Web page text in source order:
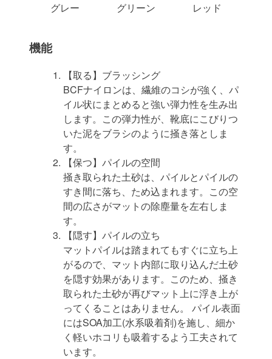
グレー グリーン レッド
機能
【取る】ブラッシング
BCFナイロンは、繊維のコシが強く、パ
イル状にまとめると強い弾力性を生み出
します。この弾力性が、靴底にこびりつ
いた泥をブラシのように掻き落としま
す。
【保つ】パイルの空間
掻き取られた土砂は、パイルとパイルの
すき間に落ち、ため込まれます。この空
間の広さがマットの除塵量を左右しま
す。
【隠す】パイルの立ち
マットパイルは踏まれてもすぐに立ち上
がるので、マット内部に取り込んだ土砂
を隠す効果があります。このため、掻き
取られた土砂が再びマット上に浮き上が
ってくることはありません。 パイル表面
にはSOA加工(水系吸着剤)を施し、細か
く軽いホコリも吸着するよう工夫されて
います。